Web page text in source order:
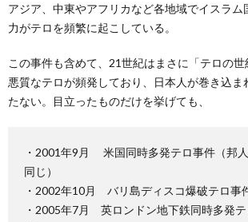
アジア、中東やアフリカなど各地域でイスラム
力がテロを頻繁に起こしている。
この事件も含めて、21世紀はまさに「テロの世
悪質なテロが頻発しており、日本人が巻き込ま
たない。目立ったものだけを挙げても、
・2001年9月 米国同時多発テロ事件（邦
同じ）
・2002年10月 バリ島ディスコ爆破テロ事
・2005年7月 英ロンドン地下鉄同時多発